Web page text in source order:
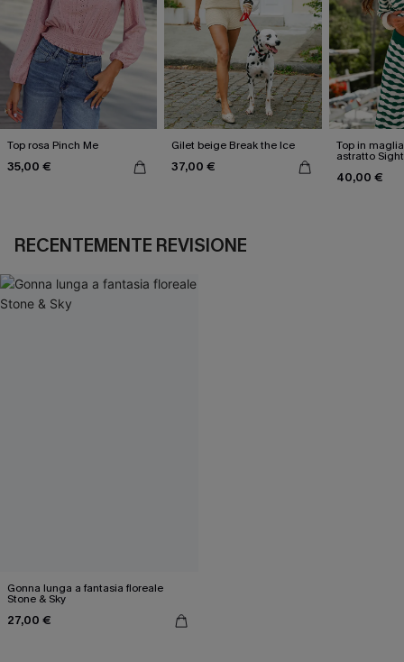
Top rosa Pinch Me
35,00 €
Gilet beige Break the Ice
37,00 €
Top in
astratto
40,00 €
RECENTEMENTE REVISIONE
Gonna lunga a fantasia floreale
Stone & Sky
27,00 €